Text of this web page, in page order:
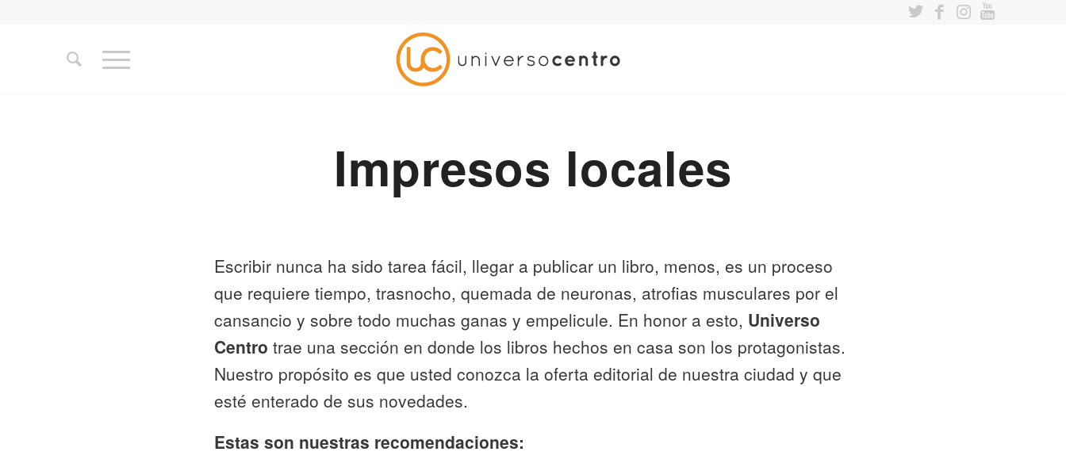
Impresos locales
Escribir nunca ha sido tarea fácil, llegar a publicar un libro, menos, es un proceso
que requiere tiempo, trasnocho, quemada de neuronas, atrofias musculares por el
cansancio y sobre todo muchas ganas y empelicule. En honor a esto, Universo
Centro trae una sección en donde los libros hechos en casa son los protagonistas.
Nuestro propósito es que usted conozca la oferta editorial de nuestra ciudad y que
esté enterado de sus novedades.
Estas son nuestras recomendaciones: